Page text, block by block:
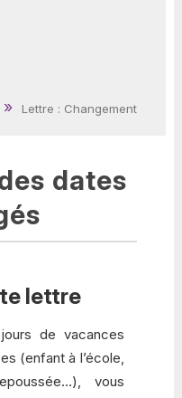
Lettre : Changement
dates
lettre
de vacances
(enfant à l’école,
vous